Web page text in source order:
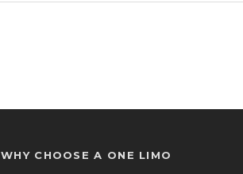
WHY CHOOSE A ONE LIMO